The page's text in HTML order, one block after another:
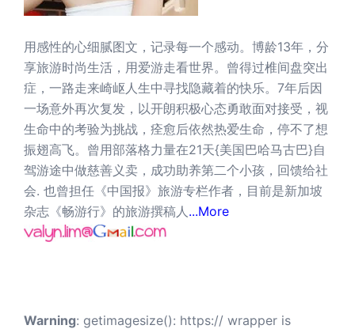
用感性的心细腻图文，记录每一个感动。博龄13年，分
享旅游时尚生活，用爱游走看世界。曾得过椎间盘突出
症，一路走来崎岖人生中寻找隐藏着的快乐。7年后因
一场意外再次复发，以开朗积极心态勇敢面对接受，视
生命中的考验为挑战，痊愈后依然热爱生命，停不了想
振翅高飞。曾用部落格力量在21天{美国巴哈马古巴}自
驾游途中做慈善义卖，成功助养第二个小孩，回馈给社
会. 也曾担任《中国报》旅游专栏作者，目前是新加坡
杂志《畅游行》的旅游撰稿人 ...More
Warning: getimagesize(): https:// wrapper is